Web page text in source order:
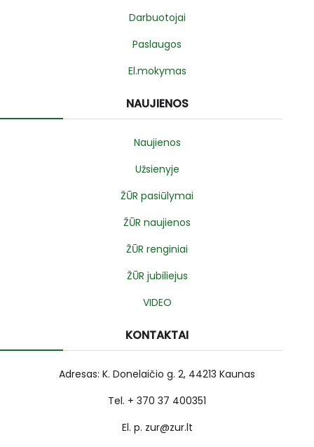
Darbuotojai
Paslaugos
El.mokymas
NAUJIENOS
Naujienos
Užsienyje
ŽŪR pasiūlymai
ŽŪR naujienos
ŽŪR renginiai
ŽŪR jubiliejus
VIDEO
KONTAKTAI
Adresas: K. Donelaičio g. 2, 44213 Kaunas
Tel. + 370 37 400351
El. p. zur@zur.lt